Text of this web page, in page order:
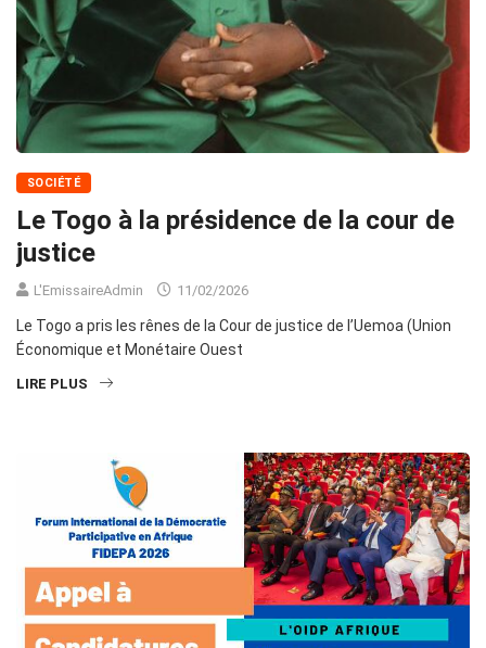
SOCIÉTÉ
Le Togo à la présidence de la cour de
justice
L'EmissaireAdmin 11/02/2026
Le Togo a pris les rênes de la Cour de justice de l’Uemoa (Union
Économique et Monétaire Ouest
LIRE PLUS